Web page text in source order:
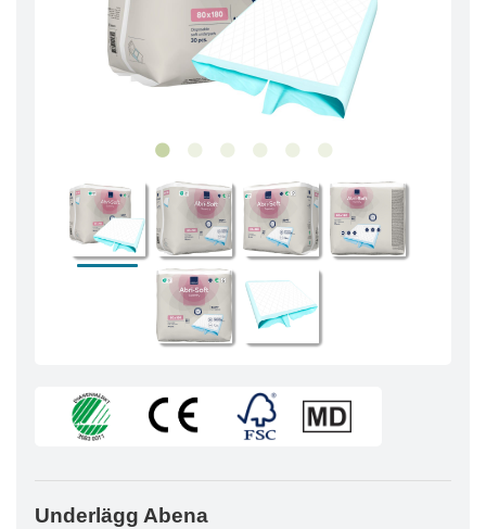
Underlägg Abena